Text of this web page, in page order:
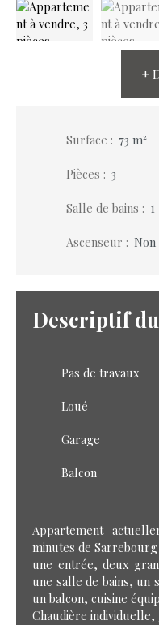
+
Surface : 73 m²
Pièces : 3
Salle de bains : 1
Ascenseur : Non
Descriptif
Pas de travaux
Loué
Garage
Balcon
Appartement
minutes de
une entrée, deux
une salle de bains, un
un balcon, cuisine
Chaudière individuelle,